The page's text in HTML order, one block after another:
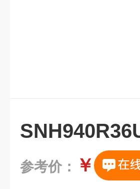
参考价： ￥